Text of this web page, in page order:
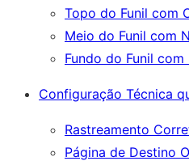
Topo do Funil com
Meio do Funil com
Fundo do Funil
Configuração Técnica
Rastreamento
Página de Destino